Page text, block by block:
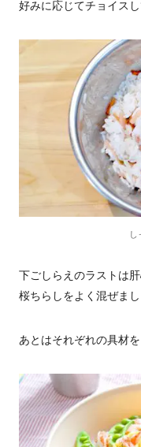
好みに応じてチョイスし
し
下ごしらえのラストは
桜ちらしをよく混ぜまし
あとはそれぞれの具材